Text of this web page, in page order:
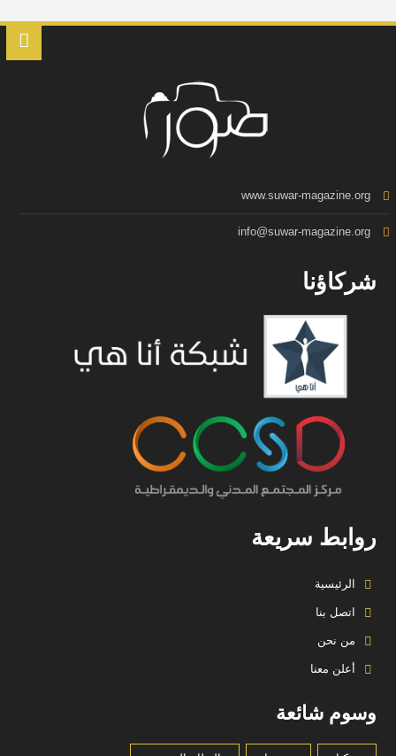
www.suwar-magazine.org
info@suwar-magazine.org
شركاؤنا
روابط سريعة
الرئيسية
اتصل بنا
من نحن
أعلن معنا
وسوم شائعة